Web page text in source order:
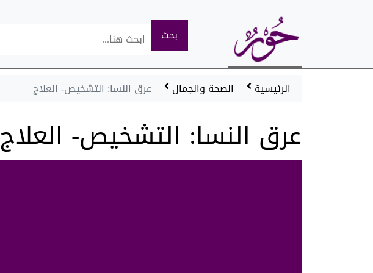
الرئيسية الصحة والجمال عرق النسا: التشخيص- العلاج
عرق النسا: التشخيص- العلاج